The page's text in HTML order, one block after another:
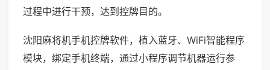
过程中进行干预，达到控牌目的。
沈阳麻将机手机控牌软件，植入蓝牙、WiFi智能程序
模块，绑定手机终端，通过小程序调节机器运行参